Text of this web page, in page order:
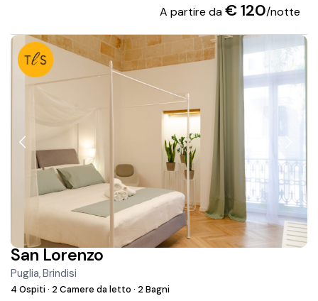
A partire da€ 120/notte
San Lorenzo
Puglia,Brindisi
4 Ospiti· 2 Camere da letto· 2 Bagni